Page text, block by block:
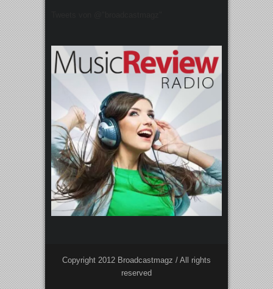
Copyright 2012 Broadcastmagz / All rights
reserved